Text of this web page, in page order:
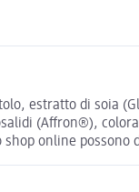
estratto di soia
(Affron®),
online